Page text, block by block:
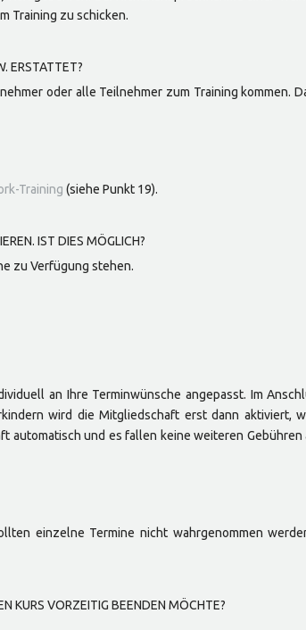
Training zu schicken.
ERSTATTET?
oder alle Teilnehmer zum Training kommen.
Training (siehe Punkt 19).
IST DIES MÖGLICH?
zu Verfügung stehen.
an Ihre Terminwünsche angepasst. Im
wird die Mitgliedschaft erst dann aktiviert,
und es fallen keine weiteren
einzelne Termine nicht wahrgenommen
KURS VORZEITIG BEENDEN MÖCHTE?